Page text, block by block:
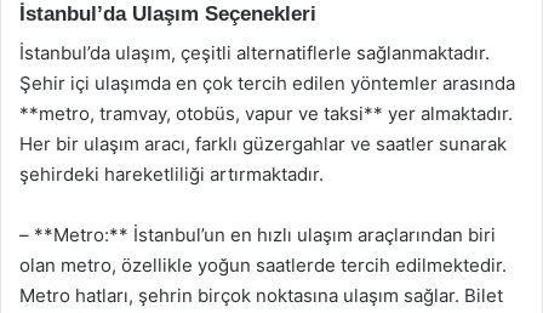
İstanbul’da Ulaşım Seçenekleri
İstanbul’da ulaşım, çeşitli alternatiflerle sağlanmaktadır.
Şehir içi ulaşımda en çok tercih edilen yöntemler arasında
**metro, tramvay, otobüs, vapur ve taksi** yer almaktadır.
Her bir ulaşım aracı, farklı güzergahlar ve saatler sunarak
şehirdeki hareketliliği artırmaktadır.
– **Metro:** İstanbul’un en hızlı ulaşım araçlarından biri
olan metro, özellikle yoğun saatlerde tercih edilmektedir.
Metro hatları, şehrin birçok noktasına ulaşım sağlar. Bilet